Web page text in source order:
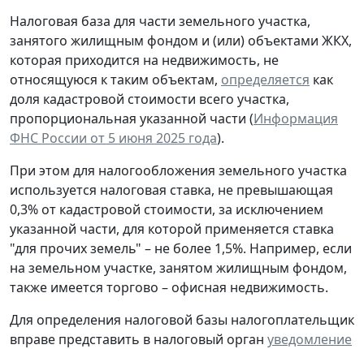
Налоговая база для части земельного участка,
занятого жилищным фондом и (или) объектами ЖКХ,
которая приходится на недвижимость, не
относящуюся к таким объектам, определяется как
доля кадастровой стоимости всего участка,
пропорциональная указанной части (Информация
ФНС России от 5 июня 2025 года).
При этом для налогообложения земельного участка
используется налоговая ставка, не превышающая
0,3% от кадастровой стоимости, за исключением
указанной части, для которой применяется ставка
"для прочих земель" – не более 1,5%. Например, если
на земельном участке, занятом жилищным фондом,
также имеется торгово – офисная недвижимость.
Для определения налоговой базы налогоплательщик
вправе представить в налоговый орган уведомление